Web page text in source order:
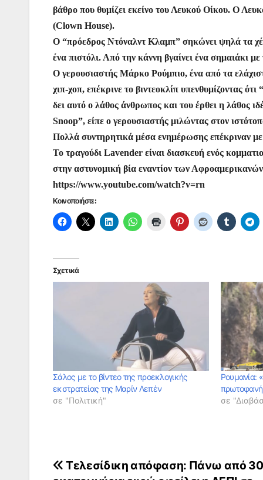
βάθρο που θυμίζει εκείνο του Λευκού Οίκου. Ο
(Clown House).
Ο “πρόεδρος Ντόναλντ Κλαμπ” σηκώνει ψηλά τα
ένα πιστόλι. Από την κάννη βγαίνει ένα σημαιάκι
Ο γερουσιαστής Μάρκο Ρούμπιο, ένα από τα
χιπ-χοπ, επέκρινε το βιντεοκλίπ υπενθυμίζοντας
δει αυτό ο λάθος άνθρωπος και του έρθει η λάθος
Snoop”, είπε ο γερουσιαστής μιλώντας στον
Πολλά συντηρητικά μέσα ενημέρωσης επέκριναν
Το τραγούδι Lavender είναι διασκευή ενός
στην αστυνομική βία εναντίον των
https://www.youtube.com/watch?v=rn
Κοινοποιήστε:
Σχετικά
Σάλος με το βίντεο της προεκλογικής
εκστρατείας της Μαρίν Λεπέν
σε "Πολιτική"
Ρουμανία:
πρωτοφανή
σε
Πλοήγηση
Τελεσίδικη απόφαση: Πάνω από 30